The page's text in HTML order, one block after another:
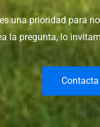
una prioridad para
la pregunta, lo